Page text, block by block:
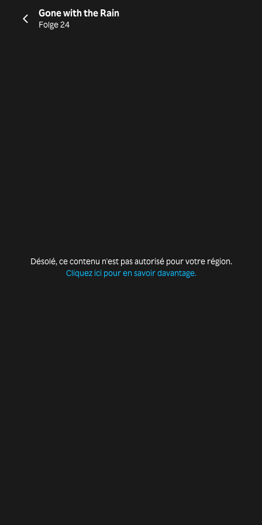
Gone with the Rain
Folge 24
Désolé, ce contenu n'est pas autorisé pour votre région.
Cliquez ici pour en savoir davantage.